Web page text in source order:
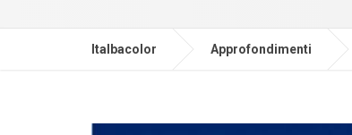
Italbacolor Approfondimenti